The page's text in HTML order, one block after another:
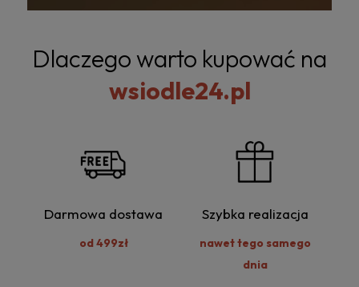
Dlaczego warto kupować na
wsiodle24.pl
Darmowa dostawa
od 499zł
Szybka realizacja
nawet tego samego
dnia